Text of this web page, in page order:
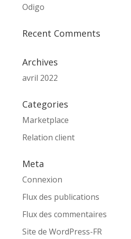
Odigo
Recent Comments
Archives
avril 2022
Categories
Marketplace
Relation client
Meta
Connexion
Flux des publications
Flux des commentaires
Site de WordPress-FR